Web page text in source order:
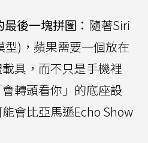
後一塊拼圖： 隨著Siri
型)，蘋果需要一個放在
具，而不只是手機裡
轉頭看你」的底座設
會比亞馬遜Echo Show